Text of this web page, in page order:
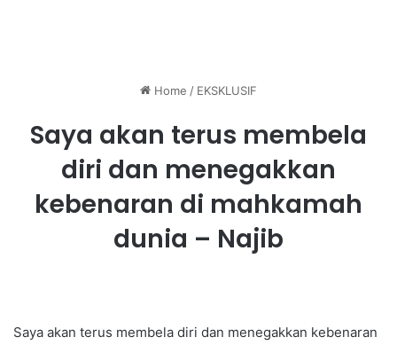
Home / EKSKLUSIF
Saya akan terus membela
diri dan menegakkan
kebenaran di mahkamah
dunia – Najib
Saya akan terus membela diri dan menegakkan kebenaran